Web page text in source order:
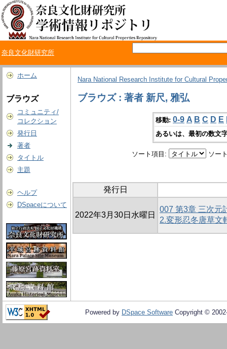
奈良文化財研究所
ホーム
ブラウズ
コミュニティ/
コレクション
発行日
著者
タイトル
主題
ヘルプ
DSpaceについて
Nara National Research Institute for Cultural
ブラウズ : 著者 新尺, 雅弘
移動: 0-9 A B C D E
あるいは、最初の数文
ソート項目: ソー
発行日
2022年3月30日水曜日
007 第3章 三次元
2.変形忍冬唐草文
Powered by DSpace Software Copyright ©